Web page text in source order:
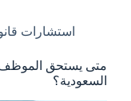
استشارات
متى يستحق الموظف
السعودية؟